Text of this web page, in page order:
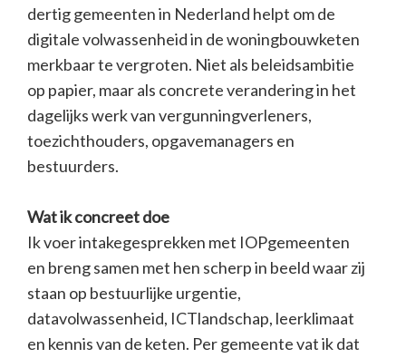
dertig gemeenten in Nederland helpt om de
digitale volwassenheid in de woningbouwketen
merkbaar te vergroten. Niet als beleidsambitie
op papier, maar als concrete verandering in het
dagelijks werk van vergunningverleners,
toezichthouders, opgavemanagers en
bestuurders.
Wat ik concreet doe
Ik voer intakegesprekken met IOPgemeenten
en breng samen met hen scherp in beeld waar zij
staan op bestuurlijke urgentie,
datavolwassenheid, ICTlandschap, leerklimaat
en kennis van de keten. Per gemeente vat ik dat